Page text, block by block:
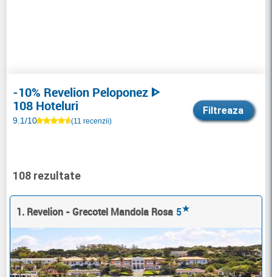
108 rezultate
1. Revelion - Grecotel Mandola Rosa 5★
-10% Revelion Peloponez ᐈ
108 Hoteluri
9.1/10 (11 recenzii)
Filtreaza